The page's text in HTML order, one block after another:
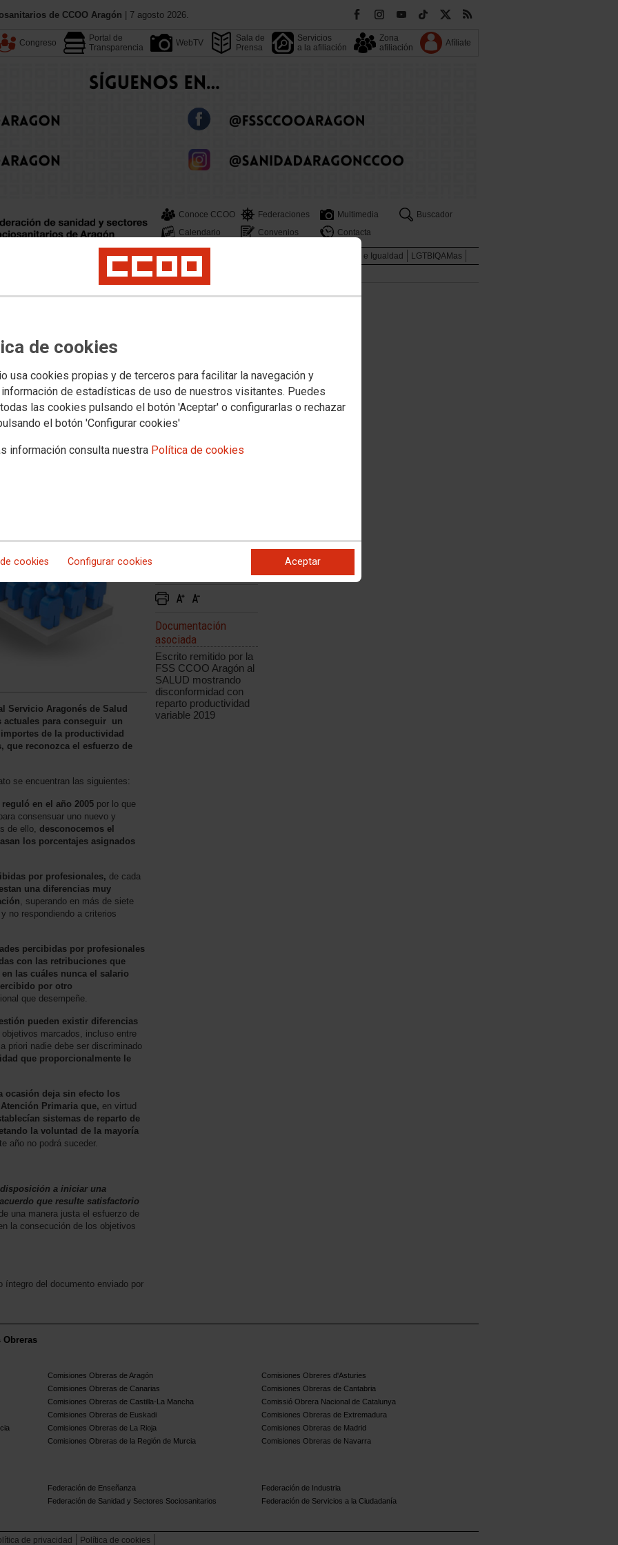
de cookies
usa cookies propias y de terceros para facilitar la navegación y
de estadísticas de uso de nuestros visitantes. Puedes
las cookies pulsando el botón 'Aceptar' o configurarlas o rechazar
el botón 'Configurar cookies'
información consulta nuestra Política de cookies
cookies Configurar cookies Aceptar
de CCOO Aragón | 7 agosto 2026.
Congreso
Portal de
Transparencia
WebTV
Sala de
Prensa
Servicios
a la afiliación
Zona
afiliación
Afíliate
Conoce CCOO Federaciones Multimedia
Buscador
Calendario
Convenios Contacta
Sanidad Privada Tu Sección Sindical Mujeres e Igualdad
LGTBIQAMas
con el reparto
realizado por el Salud
del Servicio Aragonés de Salud solicitando la
cual se abra una negociación en la que se llegue a un
justos y equitativos en el reparto de las cantidades
variable.
Servicio Aragonés de Salud
actuales para conseguir un
de la productividad
reconozca el esfuerzo de
se encuentran las siguientes:
en el año 2005 por lo que
consensuar uno nuevo y
de ello, desconocemos el
los porcentajes asignados
por profesionales, de cada
una diferencias muy
, superando en más de siete
no respondiendo a criterios
percibidas por profesionales
con las retribuciones que
las cuáles nunca el salario
por otro
que desempeñe.
pueden existir diferencias
marcados, incluso entre
priori nadie debe ser discriminado
que proporcionalmente le
ocasión deja sin efecto los
Primaria que, en virtud
sistemas de reparto de
la voluntad de la mayoría
año no podrá suceder.
a iniciar una
que resulte satisfactorio
una manera justa el esfuerzo de
la consecución de los objetivos
del documento enviado por
Documentación
asociada
Escrito remitido por la
FSS CCOO Aragón al
SALUD mostrando
disconformidad con
reparto productividad
variable 2019
Obreras
Comisiones Obreras de Aragón
Comisiones Obreres d'Asturies
Comisiones Obreras de Canarias
Comisiones Obreras de Cantabria
Comisiones Obreras de Castilla-La Mancha
Comissió Obrera Nacional de Catalunya
Comisiones Obreras de Euskadi
Comisiones Obreras de Extremadura
Comisiones Obreras de La Rioja
Comisiones Obreras de Madrid
Comisiones Obreras de la Región de Murcia
Comisiones Obreras de Navarra
Federación de Enseñanza
Federación de Industria
Federación de Sanidad y Sectores Sociosanitarios
Federación de Servicios a la Ciudadanía
de privacidad Política de cookies